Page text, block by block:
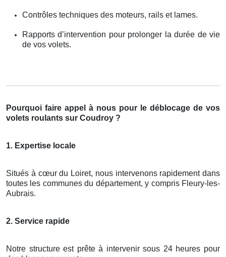
Contrôles techniques des moteurs, rails et lames.
Rapports d’intervention pour prolonger la durée de vie
de vos volets.
Pourquoi faire appel à nous pour le déblocage de vos
volets roulants sur Coudroy ?
1. Expertise locale
Situés à cœur du Loiret, nous intervenons rapidement dans
toutes les communes du département, y compris Fleury-les-
Aubrais.
2. Service rapide
Notre structure est prête à intervenir sous 24 heures pour